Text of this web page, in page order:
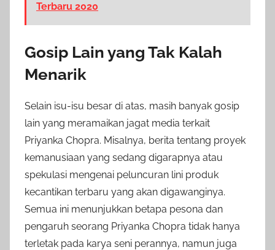
Terbaru 2020
Gosip Lain yang Tak Kalah
Menarik
Selain isu-isu besar di atas, masih banyak gosip
lain yang meramaikan jagat media terkait
Priyanka Chopra. Misalnya, berita tentang proyek
kemanusiaan yang sedang digarapnya atau
spekulasi mengenai peluncuran lini produk
kecantikan terbaru yang akan digawanginya.
Semua ini menunjukkan betapa pesona dan
pengaruh seorang Priyanka Chopra tidak hanya
terletak pada karya seni perannya, namun juga